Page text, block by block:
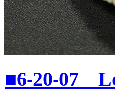
■6-20-07